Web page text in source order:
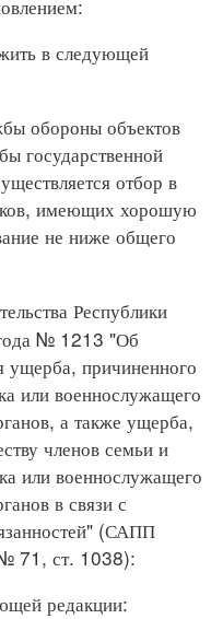
в следующей
обороны объектов
государственной
отбор в
имеющих хорошую
не ниже общего
Республики
№ 1213 "Об
ущерба, причиненного
или военнослужащего
а также ущерба,
членов семьи и
или военнослужащего
в связи с
(САПП
71, ст. 1038):
редакции: